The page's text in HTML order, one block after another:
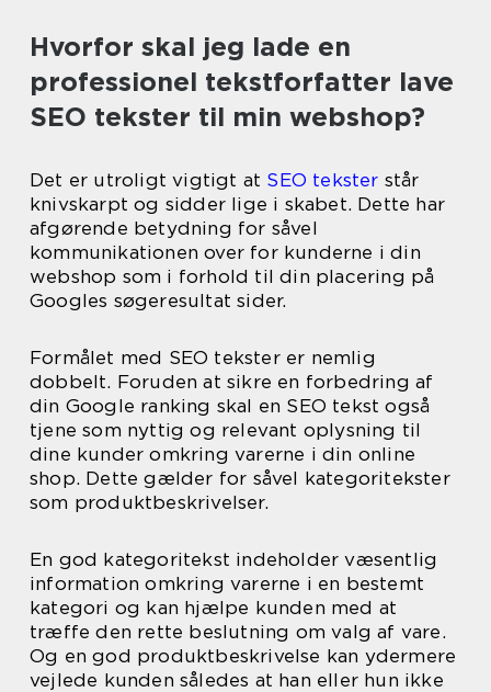
Hvorfor skal jeg lade en
professionel tekstforfatter lave
SEO tekster til min webshop?
Det er utroligt vigtigt at SEO tekster står
knivskarpt og sidder lige i skabet. Dette har
afgørende betydning for såvel
kommunikationen over for kunderne i din
webshop som i forhold til din placering på
Googles søgeresultat sider.
Formålet med SEO tekster er nemlig
dobbelt. Foruden at sikre en forbedring af
din Google ranking skal en SEO tekst også
tjene som nyttig og relevant oplysning til
dine kunder omkring varerne i din online
shop. Dette gælder for såvel kategoritekster
som produktbeskrivelser.
En god kategoritekst indeholder væsentlig
information omkring varerne i en bestemt
kategori og kan hjælpe kunden med at
træffe den rette beslutning om valg af vare.
Og en god produktbeskrivelse kan ydermere
vejlede kunden således at han eller hun ikke